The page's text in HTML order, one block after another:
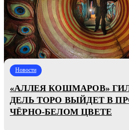
Новости
«АЛЛЕЯ КОШМАРОВ»
ДЕЛЬ ТОРО ВЫЙДЕТ В
ЧЁРНО-БЕЛОМ ЦВЕТЕ